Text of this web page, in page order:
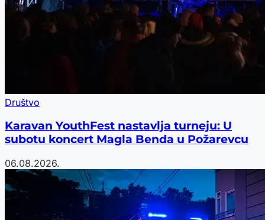
Društvo
Karavan YouthFest nastavlja turneju: U
subotu koncert Magla Benda u Požarevcu
06.08.2026.